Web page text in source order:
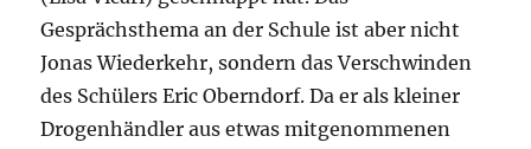
Gesprächsthema an der Schule ist aber nicht
Jonas Wiederkehr, sondern das Verschwinden
des Schülers Eric Oberndorf. Da er als kleiner
Drogenhändler aus etwas mitgenommenen